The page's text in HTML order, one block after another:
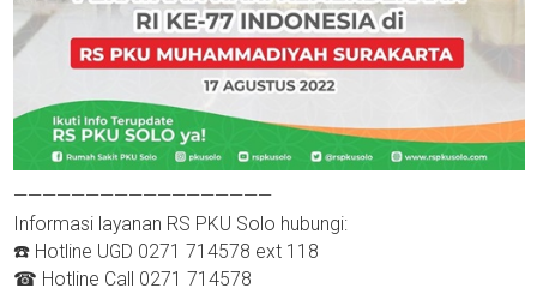
——————————————————
Informasi layanan RS PKU Solo hubungi:
☎️ Hotline UGD 0271 714578 ext 118
☎ Hotline Call 0271 714578